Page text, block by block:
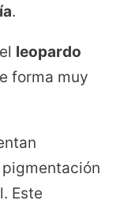
.
leopardo
forma muy
Este